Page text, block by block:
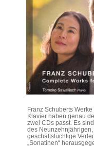
Franz Schuberts
Klavier haben genau
zwei CDs passt. Es
des
geschäftstüchtige
„Sonatinen“